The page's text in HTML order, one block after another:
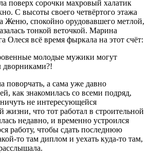
поверх сорочки махровый халатик
С высоты своего четвёртого этажа
Женю, спокойно орудовавшего метлой,
тонкой веточкой. Марина
Олеся всё время фыркала на этот счёт:
молодые мужики могут
дворниками?!
поворчать, а сама уже давно
как знакомилась со всеми подряд,
не интересующейся
жизни, что тот работал в строительной
недавно, и временно устроился
работу, чтобы сдать последнюю
то там диплом и уехать куда-то там,